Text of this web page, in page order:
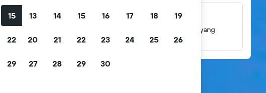
dan
Jutaan ulasan
Lihat penilaian berdasarkan jutaan ulasan tamu yang
sebenarnya.
15
22
29
13 14 15 16 17 18 19
20 21 22 23 24 25 26
27 28 29 30